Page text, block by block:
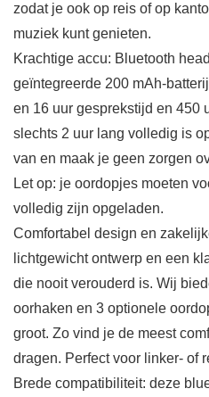
zodat je ook op reis of op
muziek kunt genieten.
Krachtige accu: Bluetooth
geïntegreerde 200 mAh-
en 16 uur gesprekstijd en 450
slechts 2 uur lang volledig is
van en maak je geen zorgen
Let op: je oordopjes moeten
volledig zijn opgeladen.
Comfortabel design en
lichtgewicht ontwerp en een
die nooit verouderd is. Wij
oorhaken en 3 optionele
groot. Zo vind je de meest
dragen. Perfect voor linker- of
Brede compatibiliteit: deze